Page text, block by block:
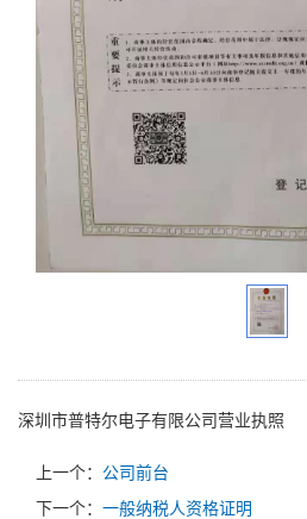
深圳市普特尔电子有限公司营业执照
上一个： 公司前台
下一个： 一般纳税人资格证明